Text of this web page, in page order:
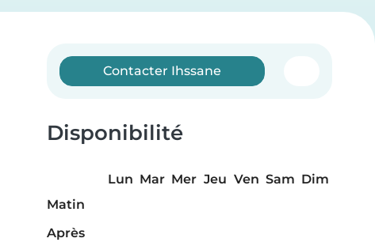
Contacter Ihssane
Disponibilité
Lun Mar Mer Jeu Ven Sam Dim
Matin
Après